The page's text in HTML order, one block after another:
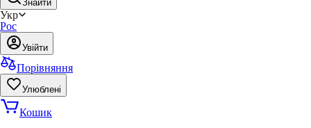
Знайти
Укр
Рос
Увійти
Порівняння
Улюблені
Кошик